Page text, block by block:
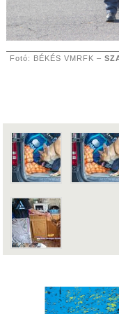
Fotó: BÉKÉS VMRFK –